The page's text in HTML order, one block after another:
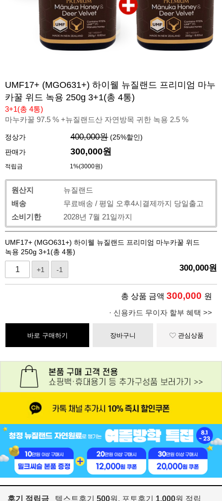
UMF17+ (MGO631+) 하이웰 뉴질랜드 프리미엄 마누
카꿀 위드 녹용 250g 3+1(총 4통)
3+1(총 4통)
마누카꿀 97.5 % +뉴질랜드산 자연방목 귀한 녹용 2.5 %
정상가 400,000원 (25%할인)
판매가
300,000원
적립금 1%(3000원)
원산지
뉴질랜드
배송
무료배송 / 평일 오후4시결제까지 당일출고
소비기한
2028년 7월 21일까지
UMF17+ (MGO631+) 하이웰 뉴질랜드 프리미엄 마누카꿀 위드
녹용 250g 3+1(총 4통)
+1 -1 300,000원
총 상품 금액 300,000 원
· 신용카드 무이자 할부 혜택 >>
바로 구매하기 장바구니 관심상품
후기 적립금 텍스트후기 500원, 포토후기 1,000원 적립